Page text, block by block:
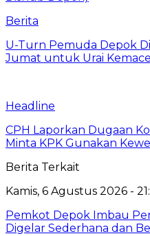
Berita
U-Turn Pemuda Depok
Jumat untuk Urai
Headline
CPH Laporkan Dugaan
Minta KPK Gunakan
Berita Terkait
Kamis, 6 Agustus 2026 -
Pemkot Depok Imbau
Digelar Sederhana dan